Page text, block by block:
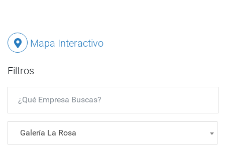
Mapa Interactivo
Filtros
Galería La Rosa